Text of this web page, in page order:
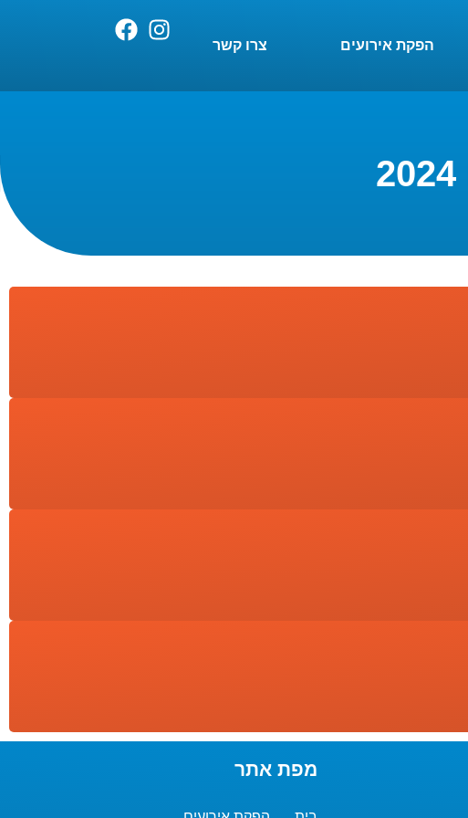
הפקת אירועים צרו קשר
מפת אתר